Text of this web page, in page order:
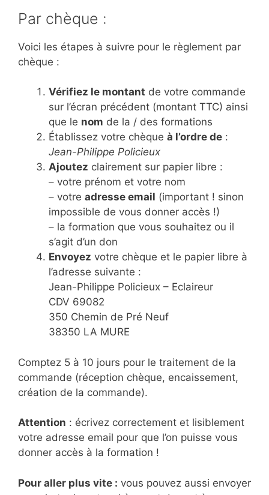
Par chèque :
Voici les étapes à suivre pour le règlement par
chèque :
Vérifiez le montant de votre commande
sur l’écran précédent (montant TTC) ainsi
que le nom de la / des formations
Établissez votre chèque à l’ordre de :
Jean-Philippe Policieux
Ajoutez clairement sur papier libre :
– votre prénom et votre nom
– votre adresse email (important ! sinon
impossible de vous donner accès !)
– la formation que vous souhaitez ou il
s’agit d’un don
Envoyez votre chèque et le papier libre à
l’adresse suivante :
Jean-Philippe Policieux – Eclaireur
CDV 69082
350 Chemin de Pré Neuf
38350 LA MURE
Comptez 5 à 10 jours pour le traitement de la
commande (réception chèque, encaissement,
création de la commande).
Attention : écrivez correctement et lisiblement
votre adresse email pour que l’on puisse vous
donner accès à la formation !
Pour aller plus vite : vous pouvez aussi envoyer